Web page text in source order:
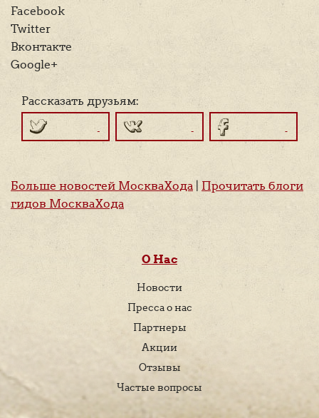
Facebook
Twitter
Вконтакте
Google+
Рассказать друзьям:
Больше новостей МоскваХода
Прочитать блоги
гидов МоскваХода
О Нас
Новости
Пресса о нас
Партнеры
Акции
Отзывы
Частые вопросы